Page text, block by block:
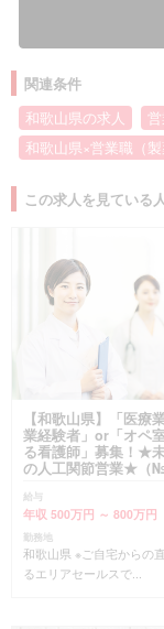
関連条件
和歌山県の求人
和歌山県×営業職（
この求人を見ている
【和歌山県】「医療
業経験者」or「オペ
る看護師」募集！★
の人工関節営業★（
給与
年収 500万円 ～ 800万円
勤務地
和歌山県 ※ご自宅からの
るエリアセールスで...